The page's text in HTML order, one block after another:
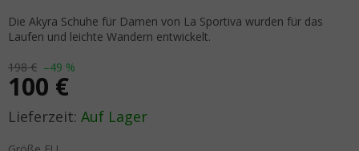
198 € –49 %
100 €
Verkaufspreis: Auf Lager
Die Akyra Schuhe für Damen von La Sportiva wurden für das
Laufen und leichte Wandern entwickelt.